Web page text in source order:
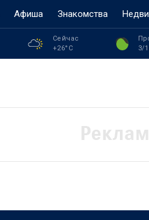
Афиша Знакомства
Сейчас
+26°C
3/